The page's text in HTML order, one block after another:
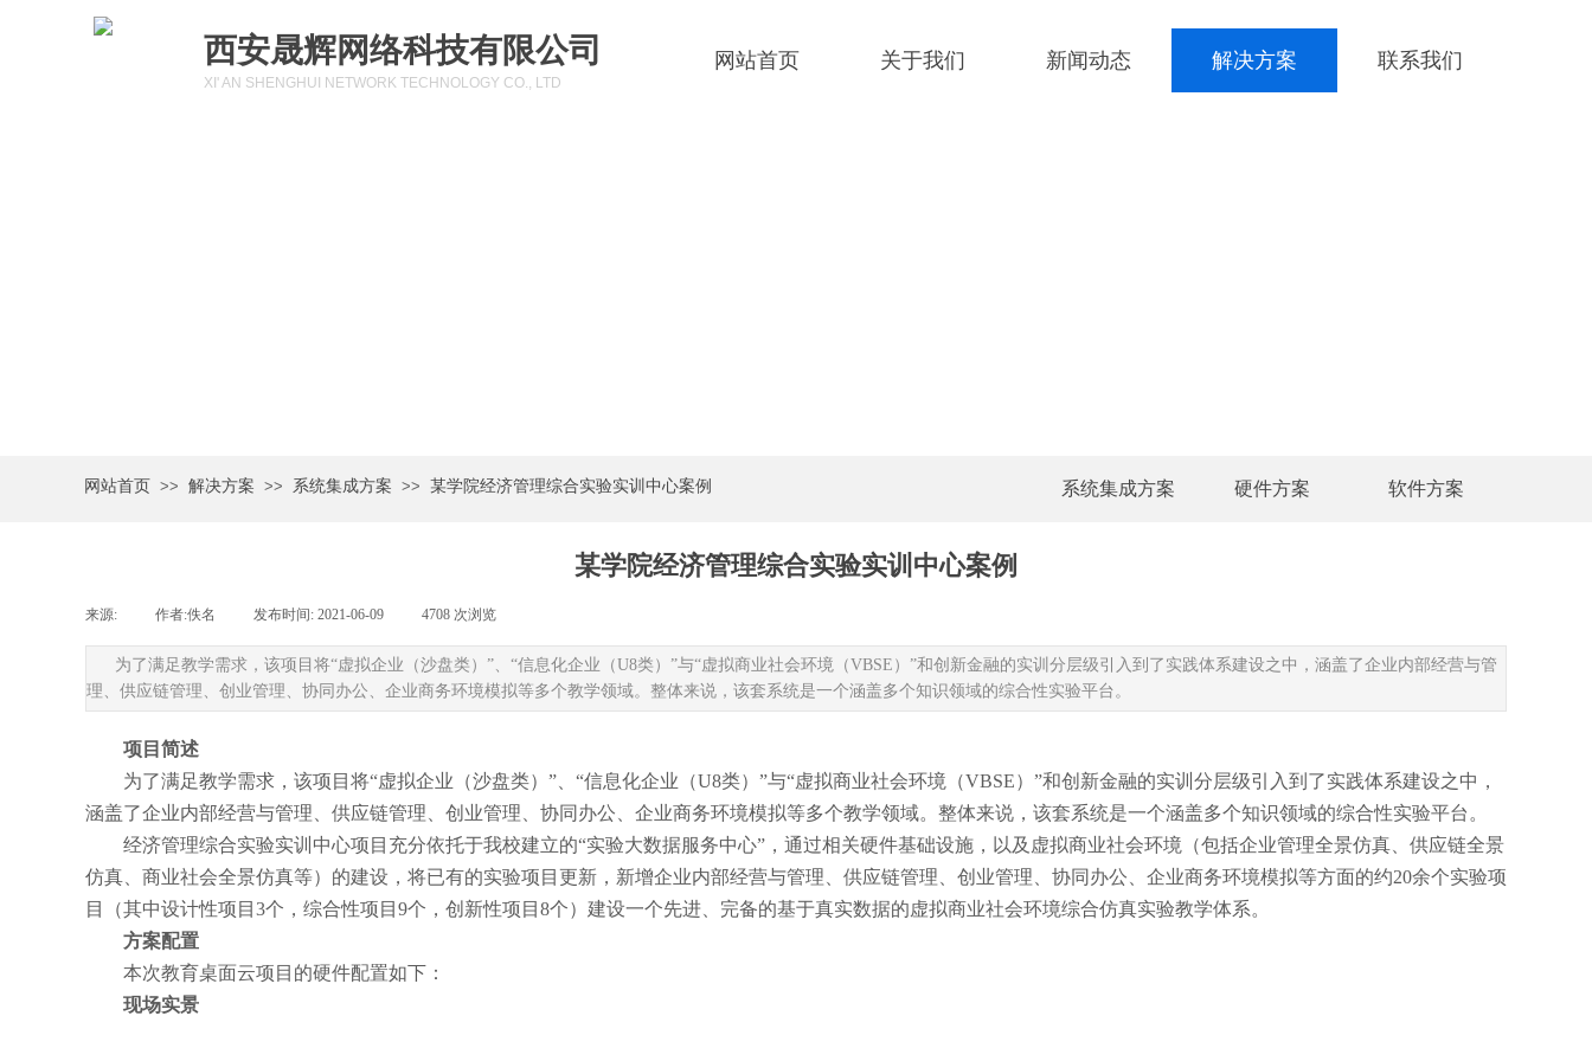
西安晟辉网络科技有限公司
XI' AN SHENGHUI NETWORK TECHNOLOGY CO., LTD
网站首页 关于我们 新闻动态 解决方案 联系我们
网站首页 >> 解决方案 >> 系统集成方案 >> 某学院经济管理综合实验实训中心案例 系统集成方案 硬件方案 软件方案
某学院经济管理综合实验实训中心案例
来源: 作者:佚名 发布时间: 2021-06-09 4708 次浏览
为了满足教学需求，该项目将“虚拟企业（沙盘类）”、“信息化企业（U8类）”与“虚拟商业社会环境（VBSE）”和创新金融的实训分层级引入到了实践体系建设之中，涵盖了企业内部经营与管
理、供应链管理、创业管理、协同办公、企业商务环境模拟等多个教学领域。整体来说，该套系统是一个涵盖多个知识领域的综合性实验平台。
项目简述
为了满足教学需求，该项目将“虚拟企业（沙盘类）”、“信息化企业（U8类）”与“虚拟商业社会环境（VBSE）”和创新金融的实训分层级引入到了实践体系建设之中，
涵盖了企业内部经营与管理、供应链管理、创业管理、协同办公、企业商务环境模拟等多个教学领域。整体来说，该套系统是一个涵盖多个知识领域的综合性实验平台。
经济管理综合实验实训中心项目充分依托于我校建立的“实验大数据服务中心”，通过相关硬件基础设施，以及虚拟商业社会环境（包括企业管理全景仿真、供应链全景
仿真、商业社会全景仿真等）的建设，将已有的实验项目更新，新增企业内部经营与管理、供应链管理、创业管理、协同办公、企业商务环境模拟等方面的约20余个实验项
目（其中设计性项目3个，综合性项目9个，创新性项目8个）建设一个先进、完备的基于真实数据的虚拟商业社会环境综合仿真实验教学体系。
方案配置
本次教育桌面云项目的硬件配置如下：
现场实景